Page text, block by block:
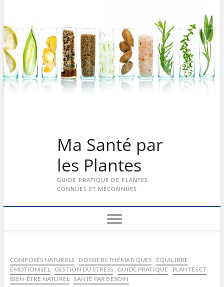
content
Ma Santé par
les Plantes
GUIDE PRATIQUE DE PLANTES
CONNUES ET MÉCONNUES
COMPOSÉS NATURELS DOSSIERS THÉMATIQUES
ÉQUILIBRE
ÉMOTIONNEL GESTION DU STRESS GUIDE PRATIQUE
PLANTES ET
BIEN-ÊTRE NATUREL SANTÉ PAR BESOIN